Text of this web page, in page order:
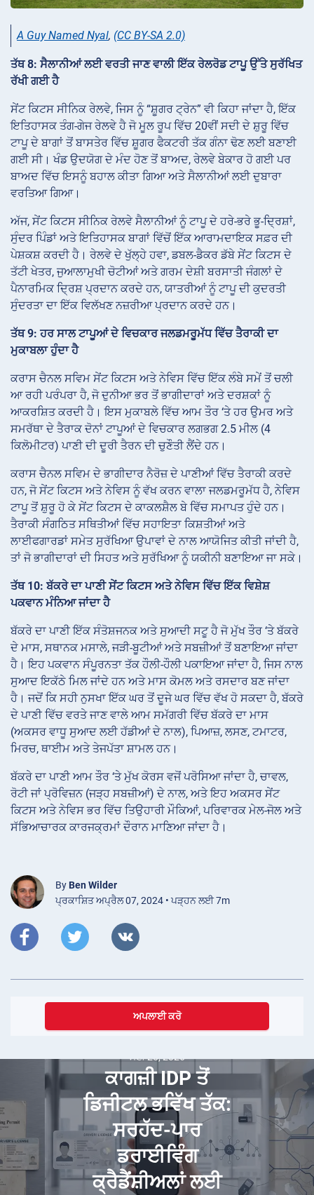
A Guy Named Nyal, (CC BY-SA 2.0)
ਤੱਥ 8: ਸੈਲਾਨੀਆਂ ਲਈ ਵਰਤੀ ਜਾਣ ਵਾਲੀ ਇੱਕ ਰੇਲਰੋਡ ਟਾਪੂ ਉੱਤੇ ਸੁਰੱਖਿਤ
ਰੱਖੀ ਗਈ ਹੈ
ਸੇਂਟ ਕਿਟਸ ਸੀਨਿਕ ਰੇਲਵੇ, ਜਿਸ ਨੂੰ “ਸ਼ੂਗਰ ਟ੍ਰੇਨ” ਵੀ ਕਿਹਾ ਜਾਂਦਾ ਹੈ, ਇੱਕ
ਇਤਿਹਾਸਕ ਤੰਗ-ਗੇਜ ਰੇਲਵੇ ਹੈ ਜੋ ਮੂਲ ਰੂਪ ਵਿੱਚ 20ਵੀਂ ਸਦੀ ਦੇ ਸ਼ੁਰੂ ਵਿੱਚ
ਟਾਪੂ ਦੇ ਬਾਗਾਂ ਤੋਂ ਬਾਸਤੇਰ ਵਿੱਚ ਸ਼ੂਗਰ ਫੈਕਟਰੀ ਤੱਕ ਗੰਨਾ ਢੋਣ ਲਈ ਬਣਾਈ
ਗਈ ਸੀ। ਖੰਡ ਉਦਯੋਗ ਦੇ ਮੰਦ ਹੋਣ ਤੋਂ ਬਾਅਦ, ਰੇਲਵੇ ਬੇਕਾਰ ਹੋ ਗਈ ਪਰ
ਬਾਅਦ ਵਿੱਚ ਇਸਨੂੰ ਬਹਾਲ ਕੀਤਾ ਗਿਆ ਅਤੇ ਸੈਲਾਨੀਆਂ ਲਈ ਦੁਬਾਰਾ
ਵਰਤਿਆ ਗਿਆ।
ਅੱਜ, ਸੇਂਟ ਕਿਟਸ ਸੀਨਿਕ ਰੇਲਵੇ ਸੈਲਾਨੀਆਂ ਨੂੰ ਟਾਪੂ ਦੇ ਹਰੇ-ਭਰੇ ਭੂ-ਦ੍ਰਿਸ਼ਾਂ,
ਸੁੰਦਰ ਪਿੰਡਾਂ ਅਤੇ ਇਤਿਹਾਸਕ ਬਾਗਾਂ ਵਿੱਚੋਂ ਇੱਕ ਆਰਾਮਦਾਇਕ ਸਫ਼ਰ ਦੀ
ਪੇਸ਼ਕਸ਼ ਕਰਦੀ ਹੈ। ਰੇਲਵੇ ਦੇ ਖੁੱਲ੍ਹੇ ਹਵਾ, ਡਬਲ-ਡੈਕਰ ਡੱਬੇ ਸੇਂਟ ਕਿਟਸ ਦੇ
ਤੱਟੀ ਖੇਤਰ, ਜੁਆਲਾਮੁਖੀ ਚੋਟੀਆਂ ਅਤੇ ਗਰਮ ਦੇਸ਼ੀ ਬਰਸਾਤੀ ਜੰਗਲਾਂ ਦੇ
ਪੈਨਾਰਮਿਕ ਦ੍ਰਿਸ਼ ਪ੍ਰਦਾਨ ਕਰਦੇ ਹਨ, ਯਾਤਰੀਆਂ ਨੂੰ ਟਾਪੂ ਦੀ ਕੁਦਰਤੀ
ਸੁੰਦਰਤਾ ਦਾ ਇੱਕ ਵਿਲੱਖਣ ਨਜ਼ਰੀਆ ਪ੍ਰਦਾਨ ਕਰਦੇ ਹਨ।
ਤੱਥ 9: ਹਰ ਸਾਲ ਟਾਪੂਆਂ ਦੇ ਵਿਚਕਾਰ ਜਲਡਮਰੂਮੱਧ ਵਿੱਚ ਤੈਰਾਕੀ ਦਾ
ਮੁਕਾਬਲਾ ਹੁੰਦਾ ਹੈ
ਕਰਾਸ ਚੈਨਲ ਸਵਿਮ ਸੇਂਟ ਕਿਟਸ ਅਤੇ ਨੇਵਿਸ ਵਿੱਚ ਇੱਕ ਲੰਬੇ ਸਮੇਂ ਤੋਂ ਚਲੀ
ਆ ਰਹੀ ਪਰੰਪਰਾ ਹੈ, ਜੋ ਦੁਨੀਆ ਭਰ ਤੋਂ ਭਾਗੀਦਾਰਾਂ ਅਤੇ ਦਰਸ਼ਕਾਂ ਨੂੰ
ਆਕਰਸ਼ਿਤ ਕਰਦੀ ਹੈ। ਇਸ ਮੁਕਾਬਲੇ ਵਿੱਚ ਆਮ ਤੌਰ ‘ਤੇ ਹਰ ਉਮਰ ਅਤੇ
ਸਮਰੱਥਾ ਦੇ ਤੈਰਾਕ ਦੋਨਾਂ ਟਾਪੂਆਂ ਦੇ ਵਿਚਕਾਰ ਲਗਭਗ 2.5 ਮੀਲ (4
ਕਿਲੋਮੀਟਰ) ਪਾਣੀ ਦੀ ਦੂਰੀ ਤੈਰਨ ਦੀ ਚੁਣੌਤੀ ਲੈਂਦੇ ਹਨ।
ਕਰਾਸ ਚੈਨਲ ਸਵਿਮ ਦੇ ਭਾਗੀਦਾਰ ਨੈਰੋਜ਼ ਦੇ ਪਾਣੀਆਂ ਵਿੱਚ ਤੈਰਾਕੀ ਕਰਦੇ
ਹਨ, ਜੋ ਸੇਂਟ ਕਿਟਸ ਅਤੇ ਨੇਵਿਸ ਨੂੰ ਵੱਖ ਕਰਨ ਵਾਲਾ ਜਲਡਮਰੂਮੱਧ ਹੈ, ਨੇਵਿਸ
ਟਾਪੂ ਤੋਂ ਸ਼ੁਰੂ ਹੋ ਕੇ ਸੇਂਟ ਕਿਟਸ ਦੇ ਕਾਕਲਸ਼ੈਲ ਬੇ ਵਿੱਚ ਸਮਾਪਤ ਹੁੰਦੇ ਹਨ।
ਤੈਰਾਕੀ ਸੰਗਠਿਤ ਸਥਿਤੀਆਂ ਵਿੱਚ ਸਹਾਇਤਾ ਕਿਸ਼ਤੀਆਂ ਅਤੇ
ਲਾਈਫਗਾਰਡਾਂ ਸਮੇਤ ਸੁਰੱਖਿਆ ਉਪਾਵਾਂ ਦੇ ਨਾਲ ਆਯੋਜਿਤ ਕੀਤੀ ਜਾਂਦੀ ਹੈ,
ਤਾਂ ਜੋ ਭਾਗੀਦਾਰਾਂ ਦੀ ਸਿਹਤ ਅਤੇ ਸੁਰੱਖਿਆ ਨੂੰ ਯਕੀਨੀ ਬਣਾਇਆ ਜਾ ਸਕੇ।
ਤੱਥ 10: ਬੱਕਰੇ ਦਾ ਪਾਣੀ ਸੇਂਟ ਕਿਟਸ ਅਤੇ ਨੇਵਿਸ ਵਿੱਚ ਇੱਕ ਵਿਸ਼ੇਸ਼
ਪਕਵਾਨ ਮੰਨਿਆ ਜਾਂਦਾ ਹੈ
ਬੱਕਰੇ ਦਾ ਪਾਣੀ ਇੱਕ ਸੰਤੋਸ਼ਜਨਕ ਅਤੇ ਸੁਆਦੀ ਸਟੂ ਹੈ ਜੋ ਮੁੱਖ ਤੌਰ ‘ਤੇ ਬੱਕਰੇ
ਦੇ ਮਾਸ, ਸਥਾਨਕ ਮਸਾਲੇ, ਜੜੀ-ਬੂਟੀਆਂ ਅਤੇ ਸਬਜ਼ੀਆਂ ਤੋਂ ਬਣਾਇਆ ਜਾਂਦਾ
ਹੈ। ਇਹ ਪਕਵਾਨ ਸੰਪੂਰਨਤਾ ਤੱਕ ਹੌਲੀ-ਹੌਲੀ ਪਕਾਇਆ ਜਾਂਦਾ ਹੈ, ਜਿਸ ਨਾਲ
ਸੁਆਦ ਇਕੱਠੇ ਮਿਲ ਜਾਂਦੇ ਹਨ ਅਤੇ ਮਾਸ ਕੋਮਲ ਅਤੇ ਰਸਦਾਰ ਬਣ ਜਾਂਦਾ
ਹੈ। ਜਦੋਂ ਕਿ ਸਹੀ ਨੁਸਖਾ ਇੱਕ ਘਰ ਤੋਂ ਦੂਜੇ ਘਰ ਵਿੱਚ ਵੱਖ ਹੋ ਸਕਦਾ ਹੈ, ਬੱਕਰੇ
ਦੇ ਪਾਣੀ ਵਿੱਚ ਵਰਤੇ ਜਾਣ ਵਾਲੇ ਆਮ ਸਮੱਗਰੀ ਵਿੱਚ ਬੱਕਰੇ ਦਾ ਮਾਸ
(ਅਕਸਰ ਵਾਧੂ ਸੁਆਦ ਲਈ ਹੱਡੀਆਂ ਦੇ ਨਾਲ), ਪਿਆਜ਼, ਲਸਣ, ਟਮਾਟਰ,
ਮਿਰਚ, ਥਾਈਮ ਅਤੇ ਤੇਜਪੱਤਾ ਸ਼ਾਮਲ ਹਨ।
ਬੱਕਰੇ ਦਾ ਪਾਣੀ ਆਮ ਤੌਰ ‘ਤੇ ਮੁੱਖ ਕੋਰਸ ਵਜੋਂ ਪਰੋਸਿਆ ਜਾਂਦਾ ਹੈ, ਚਾਵਲ,
ਰੋਟੀ ਜਾਂ ਪ੍ਰੋਵਿਜ਼ਨ (ਜੜ੍ਹ ਸਬਜ਼ੀਆਂ) ਦੇ ਨਾਲ, ਅਤੇ ਇਹ ਅਕਸਰ ਸੇਂਟ
ਕਿਟਸ ਅਤੇ ਨੇਵਿਸ ਭਰ ਵਿੱਚ ਤਿਉਹਾਰੀ ਮੌਕਿਆਂ, ਪਰਿਵਾਰਕ ਮੇਲ-ਜੋਲ ਅਤੇ
ਸੱਭਿਆਚਾਰਕ ਕਾਰਜਕ੍ਰਮਾਂ ਦੌਰਾਨ ਮਾਣਿਆ ਜਾਂਦਾ ਹੈ।
By Ben Wilder
ਪ੍ਰਕਾਸ਼ਿਤ ਅਪ੍ਰੈਲ 07, 2024 • ਪੜ੍ਹਨ ਲਈ 7m
ਅਪਲਾਈ ਕਰੋ
ਮਈ 25, 2026
ਕਾਗਜ਼ੀ IDP ਤੋਂ
ਡਿਜੀਟਲ ਭਵਿੱਖ ਤੱਕ:
ਸਰਹੱਦ-ਪਾਰ
ਡਰਾਈਵਿੰਗ
ਕ੍ਰੈਡੈਂਸ਼ੀਅਲਾਂ ਲਈ